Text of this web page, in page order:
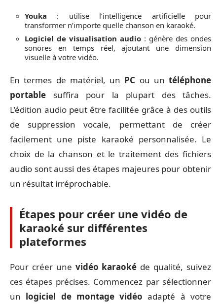
Youka : utilise l’intelligence artificielle pour
transformer n’importe quelle chanson en karaoké.
Logiciel de visualisation audio : génère des ondes
sonores en temps réel, ajoutant une dimension
visuelle à votre vidéo.
En termes de matériel, un PC ou un téléphone
portable suffira pour la plupart des tâches.
L’édition audio peut être facilitée grâce à des outils
de suppression vocale, permettant de créer
facilement une piste karaoké personnalisée. Le
choix de la chanson et le traitement des fichiers
audio sont aussi des étapes majeures pour obtenir
un résultat irréprochable.
Étapes pour créer une vidéo de
karaoké sur différentes
plateformes
Pour créer une vidéo karaoké de qualité, suivez
ces étapes précises. Commencez par sélectionner
un logiciel de montage vidéo adapté à votre